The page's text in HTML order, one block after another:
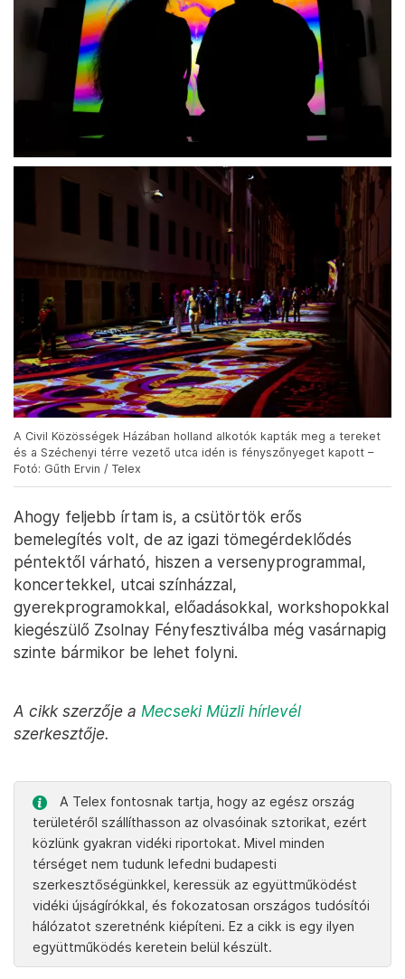
A Civil Közösségek Házában holland alkotók kapták meg a tereket
és a Széchenyi térre vezető utca idén is fényszőnyeget kapott –
Fotó: Gűth Ervin / Telex
Ahogy feljebb írtam is, a csütörtök erős
bemelegítés volt, de az igazi tömegérdeklődés
péntektől várható, hiszen a versenyprogrammal,
koncertekkel, utcai színházzal,
gyerekprogramokkal, előadásokkal, workshopokkal
kiegészülő Zsolnay Fényfesztiválba még vasárnapig
szinte bármikor be lehet folyni.
A cikk szerzője a Mecseki Müzli hírlevél
szerkesztője.
A Telex fontosnak tartja, hogy az egész ország
területéről szállíthasson az olvasóinak sztorikat, ezért
közlünk gyakran vidéki riportokat. Mivel minden
térséget nem tudunk lefedni budapesti
szerkesztőségünkkel, keressük az együttműködést
vidéki újságírókkal, és fokozatosan országos tudósítói
hálózatot szeretnénk kiépíteni. Ez a cikk is egy ilyen
együttműködés keretein belül készült.